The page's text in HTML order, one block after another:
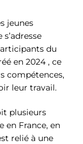
jeunes
du
en 2024 , ce
compétences,
leur travail.
plusieurs
en France, en
relié à une